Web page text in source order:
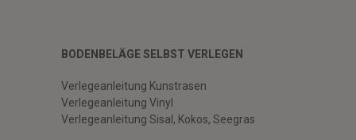
BODENBELÄGE SELBST VERLEGEN
Verlegeanleitung Kunstrasen
Verlegeanleitung Vinyl
Verlegeanleitung Sisal, Kokos, Seegras